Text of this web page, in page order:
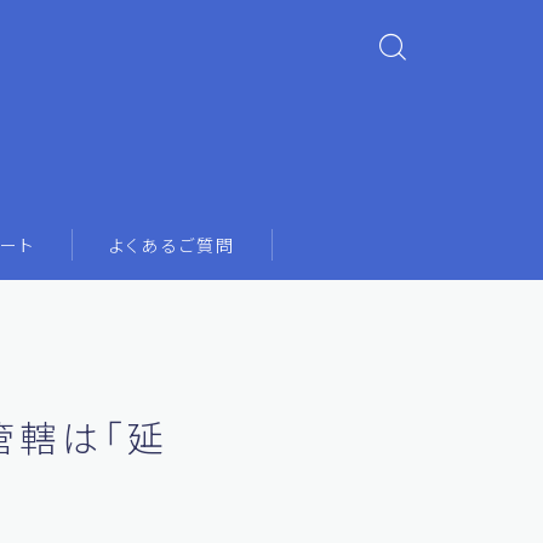
ト よくあるご質問
は「延